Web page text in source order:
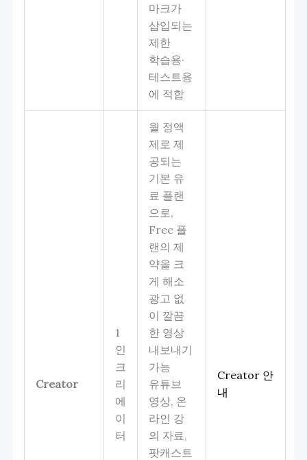
마크가
삽입되는
제한
학습용·
테스트용
에 적합
Creator
1
인
크
리
에
이
터
월 정액
제로 제
공되는
기본 유
료 플랜
으로,
Free 플
랜의 제
약을 크
게 해소
광고 없
이 깔끔
한 영상
내보내기
가능
유튜브
영상, 온
라인 강
의 자료,
팟캐스트
Creator 안
내